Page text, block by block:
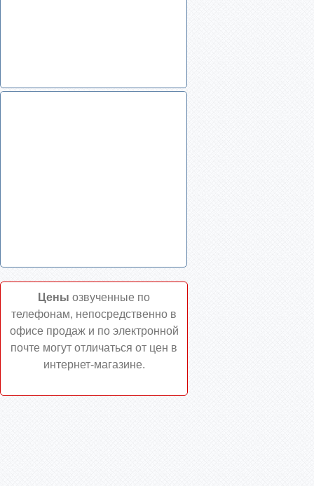
Цены озвученные по
телефонам, непосредственно в
офисе продаж и по электронной
почте могут отличаться от цен в
интернет-магазине.